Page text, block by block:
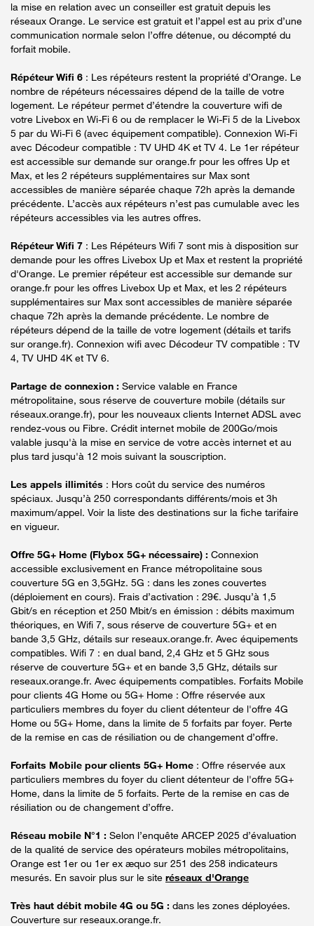
la mise en relation avec un conseiller est gratuit depuis les
réseaux Orange. Le service est gratuit et l’appel est au prix d’une
communication normale selon l’offre détenue, ou décompté du
forfait mobile.
Répéteur Wifi 6 : Les répéteurs restent la propriété d’Orange. Le
nombre de répéteurs nécessaires dépend de la taille de votre
logement. Le répéteur permet d’étendre la couverture wifi de
votre Livebox en Wi-Fi 6 ou de remplacer le Wi-Fi 5 de la Livebox
5 par du Wi-Fi 6 (avec équipement compatible). Connexion Wi-Fi
avec Décodeur compatible : TV UHD 4K et TV 4. Le 1er répéteur
est accessible sur demande sur orange.fr pour les offres Up et
Max, et les 2 répéteurs supplémentaires sur Max sont
accessibles de manière séparée chaque 72h après la demande
précédente. L’accès aux répéteurs n’est pas cumulable avec les
répéteurs accessibles via les autres offres.
Répéteur Wifi 7 : Les Répéteurs Wifi 7 sont mis à disposition sur
demande pour les offres Livebox Up et Max et restent la propriété
d'Orange. Le premier répéteur est accessible sur demande sur
orange.fr pour les offres Livebox Up et Max, et les 2 répéteurs
supplémentaires sur Max sont accessibles de manière séparée
chaque 72h après la demande précédente. Le nombre de
répéteurs dépend de la taille de votre logement (détails et tarifs
sur orange.fr). Connexion wifi avec Décodeur TV compatible : TV
4, TV UHD 4K et TV 6.
Partage de connexion : Service valable en France
métropolitaine, sous réserve de couverture mobile (détails sur
réseaux.orange.fr), pour les nouveaux clients Internet ADSL avec
rendez-vous ou Fibre. Crédit internet mobile de 200Go/mois
valable jusqu'à la mise en service de votre accès internet et au
plus tard jusqu'à 12 mois suivant la souscription.
Les appels illimités : Hors coût du service des numéros
spéciaux. Jusqu’à 250 correspondants différents/mois et 3h
maximum/appel. Voir la liste des destinations sur la fiche tarifaire
en vigueur.
Offre 5G+ Home (Flybox 5G+ nécessaire) : Connexion
accessible exclusivement en France métropolitaine sous
couverture 5G en 3,5GHz. 5G : dans les zones couvertes
(déploiement en cours). Frais d’activation : 29€. Jusqu’à 1,5
Gbit/s en réception et 250 Mbit/s en émission : débits maximum
théoriques, en Wifi 7, sous réserve de couverture 5G+ et en
bande 3,5 GHz, détails sur reseaux.orange.fr. Avec équipements
compatibles. Wifi 7 : en dual band, 2,4 GHz et 5 GHz sous
réserve de couverture 5G+ et en bande 3,5 GHz, détails sur
reseaux.orange.fr. Avec équipements compatibles. Forfaits Mobile
pour clients 4G Home ou 5G+ Home : Offre réservée aux
particuliers membres du foyer du client détenteur de l'offre 4G
Home ou 5G+ Home, dans la limite de 5 forfaits par foyer. Perte
de la remise en cas de résiliation ou de changement d’offre.
Forfaits Mobile pour clients 5G+ Home : Offre réservée aux
particuliers membres du foyer du client détenteur de l'offre 5G+
Home, dans la limite de 5 forfaits. Perte de la remise en cas de
résiliation ou de changement d’offre.
Réseau mobile N°1 : Selon l’enquête ARCEP 2025 d’évaluation
de la qualité de service des opérateurs mobiles métropolitains,
Orange est 1er ou 1er ex æquo sur 251 des 258 indicateurs
mesurés. En savoir plus sur le site réseaux d'Orange
Très haut débit mobile 4G ou 5G : dans les zones déployées.
Couverture sur reseaux.orange.fr.